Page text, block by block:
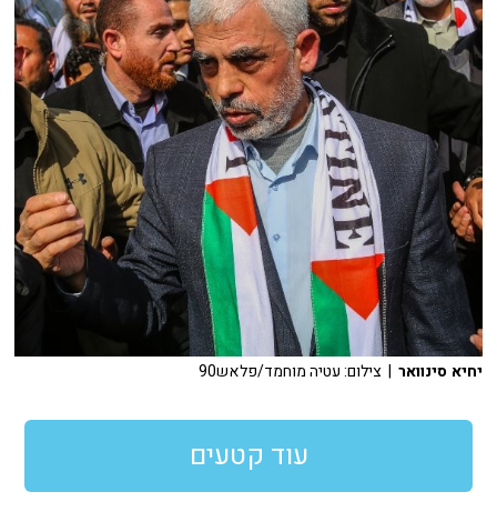
יחיא סינוואר | צילום: עטיה מוחמד/פלאש90
עוד קטעים